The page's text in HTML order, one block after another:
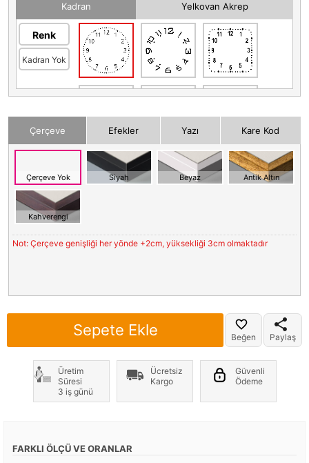
Kadran Yelkovan Akrep
Renk
Kadran Yok
Çerçeve Efekler Yazı Kare Kod
Çerçeve Yok Siyah Beyaz Antik Altın
Kahverengi
Not: Çerçeve genişliği her yönde +2cm, yüksekliği 3cm olmaktadır
Sepete Ekle Beğen Paylaş
Üretim
Süresi
3 iş günü
Ücretsiz
Kargo
Güvenli
Ödeme
FARKLI ÖLÇÜ VE ORANLAR